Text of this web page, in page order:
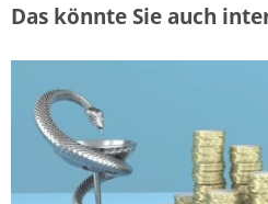
Das könnte Sie auch